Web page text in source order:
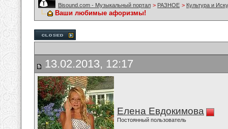
Bisound.com - Музыкальный портал > РАЗНОЕ > Культура и
Ваши любимые афоризмы!
13.02.2013, 12:17
Елена Евдокимова
Постоянный пользователь